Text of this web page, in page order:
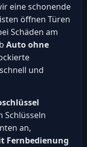
eine schonende
öffnen Türen
Schäden am
Auto ohne
und
Schlüsseln
an,
Fernbedienung